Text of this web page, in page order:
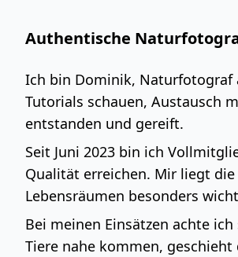
Authentische
Ich bin Dominik, Naturfotograf
Tutorials schauen, Austausch
entstanden und gereift.
Seit Juni 2023 bin ich
Qualität erreichen. Mir liegt
Lebensräumen besonders
Bei meinen Einsätzen achte
Tiere nahe kommen,